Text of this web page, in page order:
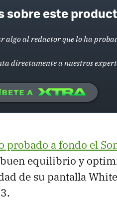
sobre este
algo al redactor que lo ha
directamente a nuestros
probado a fondo el
equilibrio y
de su pantalla